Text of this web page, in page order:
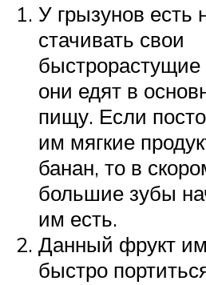
У грызунов есть
стачивать свои
они едят в
пищу. Если
им мягкие
банан, то в
большие зубы
им есть.
Данный фрукт
быстро